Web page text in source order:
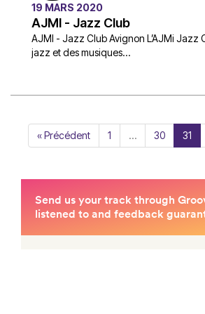
19 MARS 2020
AJMI - Jazz Club
AJMI - Jazz Club Avignon L’AJMi Jazz
jazz et des musiques...
« Précédent 1 … 30 31